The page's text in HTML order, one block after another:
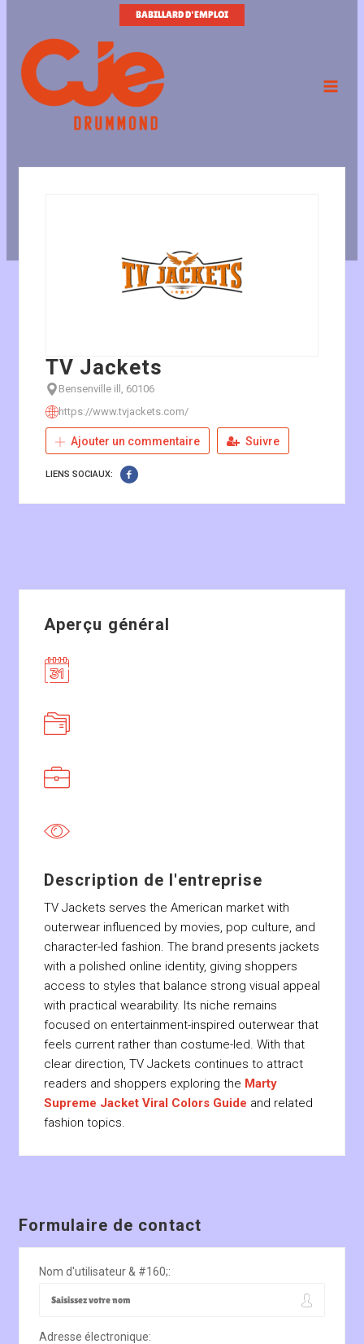
contenu
BABILLARD D'EMPLOI
TV Jackets
Bensenville ill, 60106
https://www.tvjackets.com/
Ajouter un commentaire Suivre
LIENS SOCIAUX:
Aperçu général
Description de l'entreprise
TV Jackets serves the American market with
outerwear influenced by movies, pop culture, and
character-led fashion. The brand presents jackets
with a polished online identity, giving shoppers
access to styles that balance strong visual appeal
with practical wearability. Its niche remains
focused on entertainment-inspired outerwear that
feels current rather than costume-led. With that
clear direction, TV Jackets continues to attract
readers and shoppers exploring the Marty
Supreme Jacket Viral Colors Guide and related
fashion topics.
Formulaire de contact
Nom d'utilisateur & #160;:
Adresse électronique: